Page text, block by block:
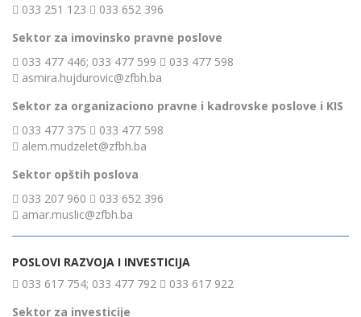
033 251 123
033 652 396
Sektor za imovinsko pravne poslove
033 477 446; 033 477 599
033 477 598
asmira.hujdurovic@zfbh.ba
Sektor za organizaciono pravne i kadrovske poslove i KIS
033 477 375
033 477 598
alem.mudzelet@zfbh.ba
Sektor opštih poslova
033 207 960
033 652 396
amar.muslic@zfbh.ba
POSLOVI RAZVOJA I INVESTICIJA
033 617 754; 033 477 792
033 617 922
Sektor za investicije